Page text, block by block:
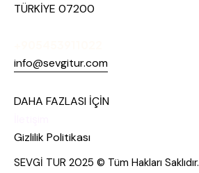
TÜRKİYE 07200
info@sevgitur.com
DAHA FAZLASI İÇİN
Gizlilik Politikası
SEVGİ TUR 2025 © Tüm Hakları Saklıdır.